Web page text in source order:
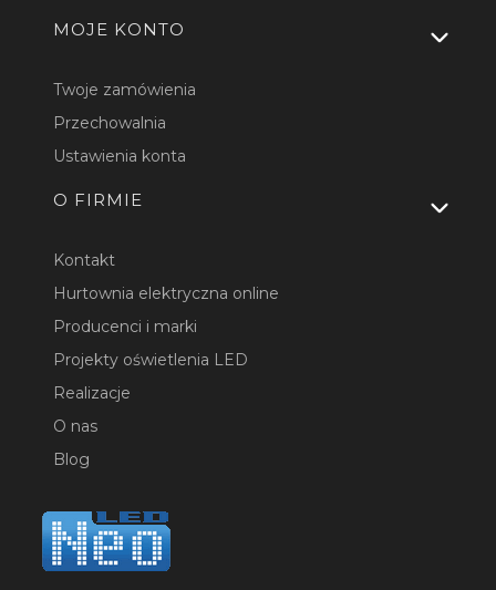
MOJE KONTO
Twoje zamówienia
Przechowalnia
Ustawienia konta
O FIRMIE
Kontakt
Hurtownia elektryczna online
Producenci i marki
Projekty oświetlenia LED
Realizacje
O nas
Blog